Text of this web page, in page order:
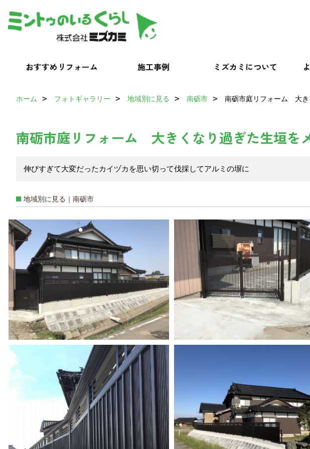
おすすめリフォーム 施工事例 ミズカミについて
ホーム フォトギャラリー 地域別に見る 南砺市 南砺市庭リフォーム 大き
南砺市庭リフォーム 大きくなり過ぎた生垣を
伸びすぎて大変だったカイヅカを思い切って伐採してアルミの塀に
地域別に見る｜南砺市